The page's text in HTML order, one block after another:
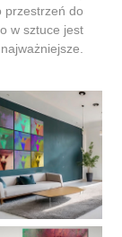
przestrzeń do
w sztuce jest